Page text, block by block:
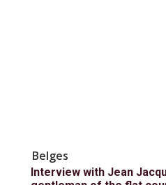
Belges
Interview with Jean